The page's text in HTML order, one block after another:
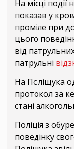
На місці події
показав у
проміле при
цього
від
патрульні
На Поліщука
протокол за
стані
Поліція з
поведінку